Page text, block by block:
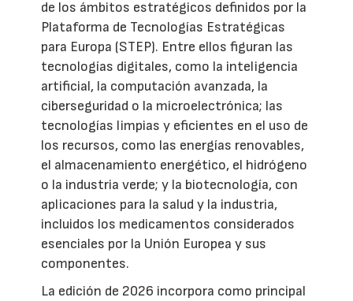
de los ámbitos estratégicos definidos por la
Plataforma de Tecnologías Estratégicas
para Europa (STEP). Entre ellos figuran las
tecnologías digitales, como la inteligencia
artificial, la computación avanzada, la
ciberseguridad o la microelectrónica; las
tecnologías limpias y eficientes en el uso de
los recursos, como las energías renovables,
el almacenamiento energético, el hidrógeno
o la industria verde; y la biotecnología, con
aplicaciones para la salud y la industria,
incluidos los medicamentos considerados
esenciales por la Unión Europea y sus
componentes.
La edición de 2026 incorpora como principal